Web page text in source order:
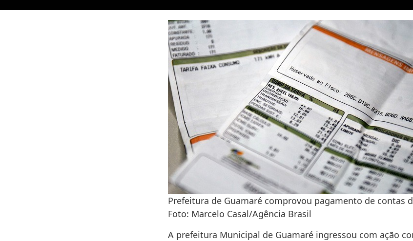
Prefeitura de Guamaré comprovou pagamento de contas
Foto: Marcelo Casal/Agência Brasil
A prefeitura Municipal de Guamaré ingressou com ação